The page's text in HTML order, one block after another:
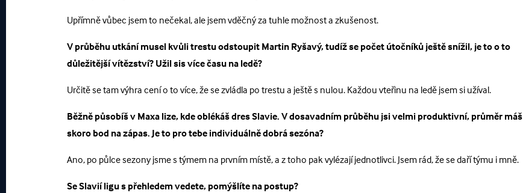
Upřímně vůbec jsem to nečekal, ale jsem vděčný za tuhle možnost a zkušenost.
V průběhu utkání musel kvůli trestu odstoupit Martin Ryšavý, tudíž se počet útočníků ještě snížil, je to o to
důležitější vítězství? Užil sis více času na ledě?
Určitě se tam výhra cení o to více, že se zvládla po trestu a ještě s nulou. Každou vteřinu na ledě jsem si užíval.
Běžně působíš v Maxa lize, kde oblékáš dres Slavie. V dosavadním průběhu jsi velmi produktivní, průměr máš
skoro bod na zápas. Je to pro tebe individuálně dobrá sezóna?
Ano, po půlce sezony jsme s týmem na prvním místě, a z toho pak vylézají jednotlivci. Jsem rád, že se daří týmu i mně.
Se Slavií ligu s přehledem vedete, pomýšlíte na postup?